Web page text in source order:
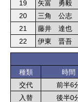
19
矢富 勇毅
20
三角 公志
21
藤井 達也
22
伊東 晋吾
種類
時間
交代
前半6
入替
後半0